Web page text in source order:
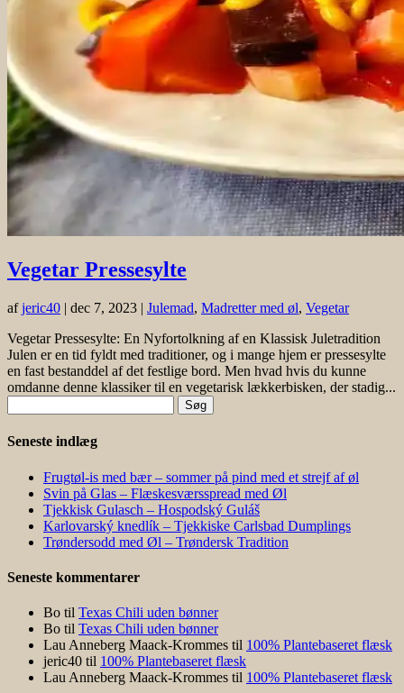
Vegetar Pressesylte
afjeric40 | dec 7, 2023 | Julemad, Madretter med øl, Vegetar
Vegetar Pressesylte: En Nyfortolkning af en Klassisk Juletradition
Julen er en tid fyldt med traditioner, og i mange hjem er pressesylte
en fast bestanddel af det festlige bord. Men hvad hvis du kunne
omdanne denne klassiker til en vegetarisk lækkerbisken, der stadig...
efter:
Seneste indlæg
Frugtøl-is med bær – sommer på pind med et strejf af øl
Svin på Glas – Flæskesværsspread med Øl
Tjekkisk Gulasch – Hospodský Guláš
Karlovarský knedlík – Tjekkiske Carlsbad Dumplings
Trøndersodd med Øl – Trøndersk Tradition
Seneste kommentarer
Bo til Texas Chili uden bønner
Bo til Texas Chili uden bønner
Lau Anneberg Maack-Krommes til 100% Plantebaseret flæsk
jeric40 til 100% Plantebaseret flæsk
Lau Anneberg Maack-Krommes til 100% Plantebaseret flæsk